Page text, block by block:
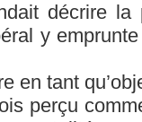
décrire
y
en tant
perçu